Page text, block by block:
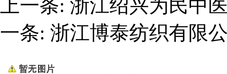
上一条: 浙江绍兴为民中
一条: 浙江博泰纺织有限